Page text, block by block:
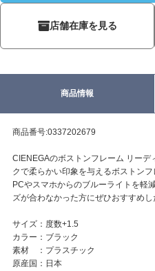
店舗在庫を見る
商品情報
商品番号:0337202679
CIENEGAのボストンフレーム リーデ
クで柔らかい印象を与えるボストン
PCやスマホからのブルーライトを軽
ズが合わなかった方にぜひおすすめし
サイズ：度数+1.5
カラー：ブラック
素材 ：プラスチック
原産国：日本